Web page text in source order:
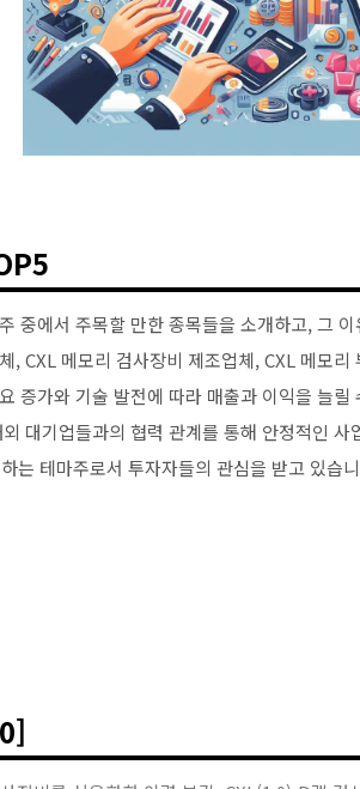
중에서 주목할 만한 종목들을 소개하고, 그
, CXL 메모리 검사장비 제조업체, CXL 메모
증가와 기술 발전에 따라 매출과 이익을 늘
대기업들과의 협력 관계를 통해 안정적인
는 테마주로서 투자자들의 관심을 받고 있습